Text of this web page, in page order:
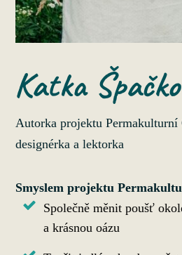
Katka
Autorka projektu Permakulturní
designérka a lektorka
Smyslem projektu
Společně měnit poušť
a krásnou oázu